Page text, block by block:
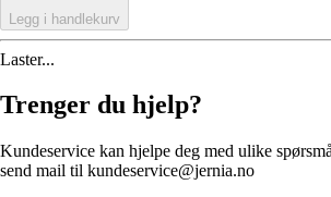
Legg i handlekurv
Laster...
Trenger du hjelp?
Kundeservice kan hjelpe deg med ulike
send mail til kundeservice@jernia.no